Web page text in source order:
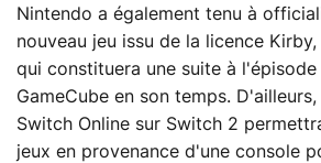
Nintendo a également tenu à
nouveau jeu issu de la licence Kirby,
qui constituera une suite à l'épisode
GameCube en son temps.
Switch Online sur Switch 2
jeux en provenance d'une console